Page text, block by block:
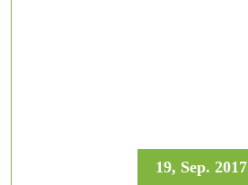
19, Sep. 2017